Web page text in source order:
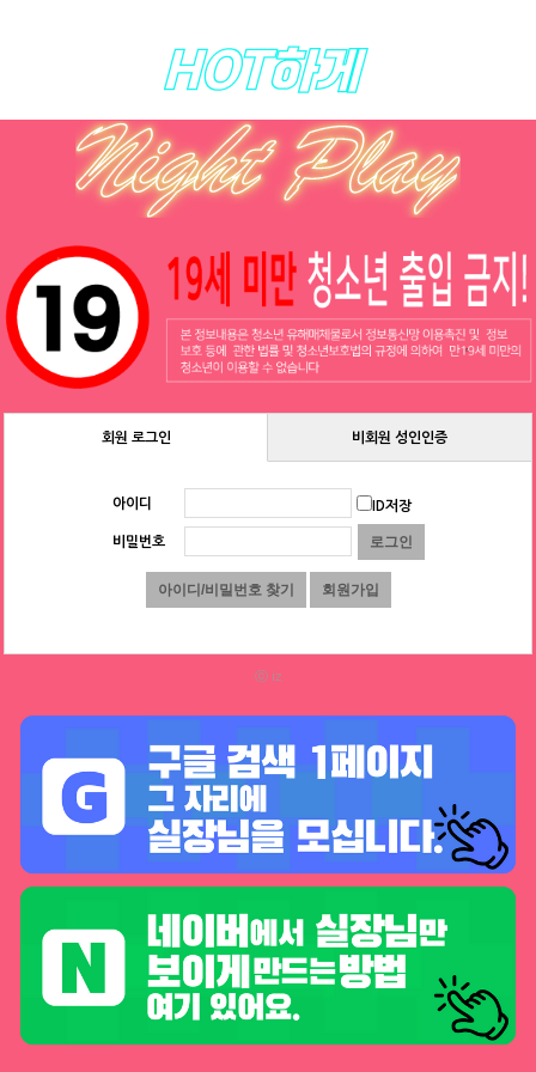
회원 로그인 비회원 성인인증
아이디 ID저장
비밀번호
ⓒ iz
명함정보 서비스안내 명함등록